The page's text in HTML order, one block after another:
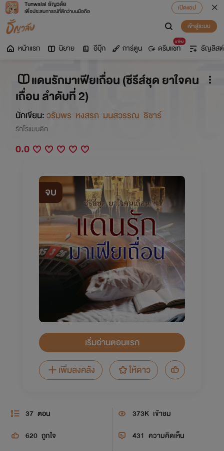
Tunwalai ธัญวลัย
เพื่อประสบการณ์ที่ดีกว่าบนมือถือ
เปิดแอป
เข้าสู่ระบบ
หน้าแรก นิยาย อีบุ๊ก การ์ตูน
มาใหม่
ดรีมแชท ธัญลิสต์
แดนรักมาเฟียเถื่อน (ซีรีส์ชุด ยาใจคน
เถื่อน ลำดับที่ 2)
นักเขียน: วรัมพร-หงสรถ-มนสิวรรณ-ธิชาร์
รักโรแมนติก
0.0
จบ
เริ่มอ่านตอนแรก
เพิ่มลงคลัง
ให้ดาว
37 ตอน 373K เข้าชม
620 ถูกใจ 431 ความคิดเห็น